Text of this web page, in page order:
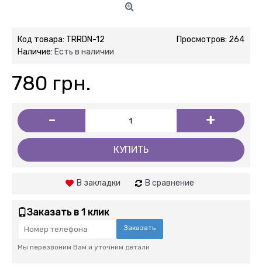
Просмотров: 264
Код товара: TRRDN-12
Наличие: Есть в наличии
780 грн.
- +
КУПИТЬ
В закладки В сравнение
Заказать в 1 клик
Заказать
Мы перезвоним Вам и уточним детали